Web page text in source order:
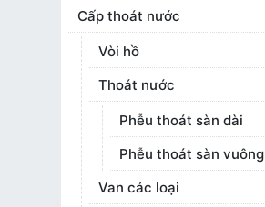
Cấp thoát nước
Vòi hồ
Thoát nước
Phễu thoát sàn dài
Phễu thoát sàn vuông
Van các loại